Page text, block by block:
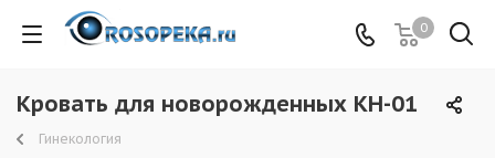
0
Кровать для новорожденных КН-01
Гинекология